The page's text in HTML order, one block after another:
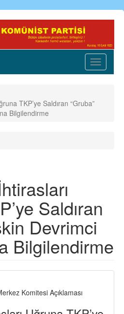
Toggle
TKP’ye Saldıran “Gruba”
Bilgilendirme
Saldıran
Devrimci
Bilgilendirme
Komitesi Açıklaması